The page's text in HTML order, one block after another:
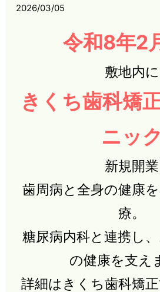
2026/03/05
令和8年2
敷地内に
きくち歯科矯
ニック
新規開業
歯周病と全身の健康
療。
糖尿病内科と連携し
の健康を支え
詳細はきくち歯科矯